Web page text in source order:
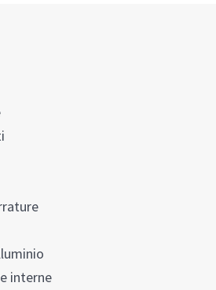
interne